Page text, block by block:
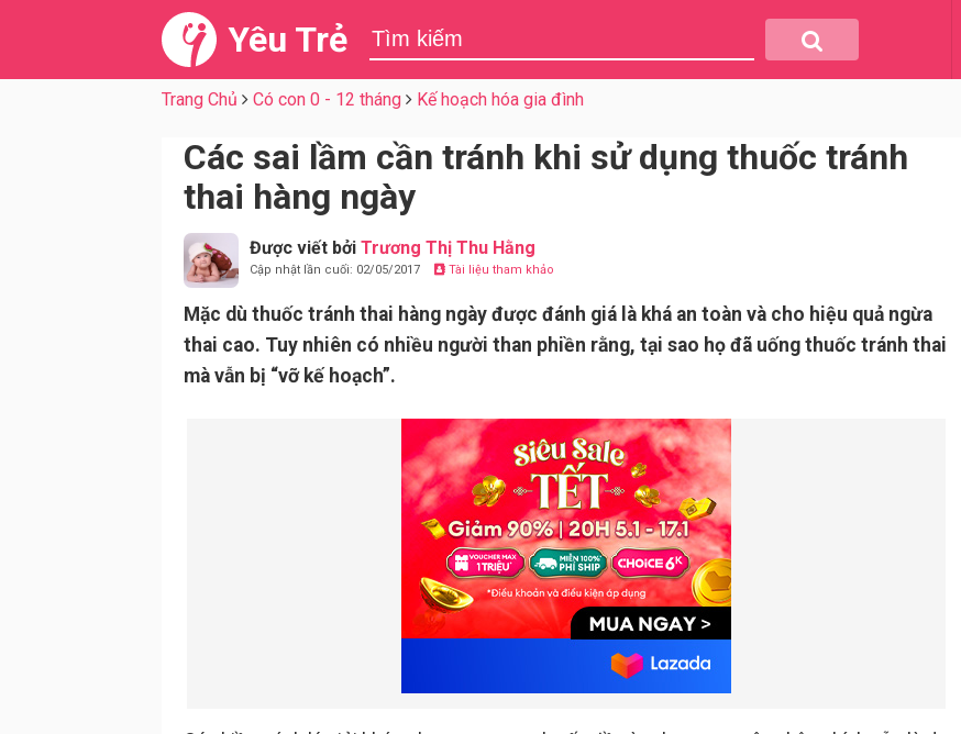
Yêu Trẻ
Trang Chủ Có con 0 - 12 tháng Kế hoạch hóa gia đình
Các sai lầm cần tránh khi sử dụng thuốc tránh
thai hàng ngày
Được viết bởi Trương Thị Thu Hằng
Cập nhật lần cuối: 02/05/2017 Tài liệu tham khảo
Mặc dù thuốc tránh thai hàng ngày được đánh giá là khá an toàn và cho hiệu quả ngừa
thai cao. Tuy nhiên có nhiều người than phiền rằng, tại sao họ đã uống thuốc tránh thai
mà vẫn bị “vỡ kế hoạch”.